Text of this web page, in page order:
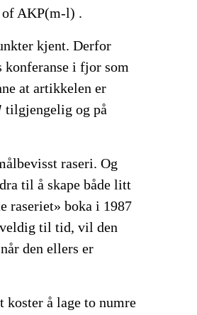
AKP(m-l) .
kjent. Derfor
i fjor som
at artikkelen er
tilgjengelig og på
raseri. Og
til å skape både litt
raseriet» boka i 1987
til tid, vil den
den ellers er
koster å lage to numre